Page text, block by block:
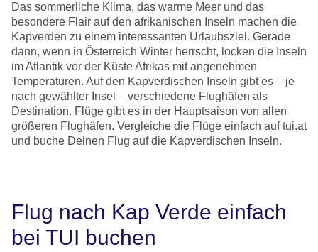
Das sommerliche Klima, das warme Meer und das
besondere Flair auf den afrikanischen Inseln machen die
Kapverden zu einem interessanten Urlaubsziel. Gerade
dann, wenn in Österreich Winter herrscht, locken die Inseln
im Atlantik vor der Küste Afrikas mit angenehmen
Temperaturen. Auf den Kapverdischen Inseln gibt es – je
nach gewählter Insel – verschiedene Flughäfen als
Destination. Flüge gibt es in der Hauptsaison von allen
größeren Flughäfen. Vergleiche die Flüge einfach auf tui.at
und buche Deinen Flug auf die Kapverdischen Inseln.
Flug nach Kap Verde einfach
bei TUI buchen